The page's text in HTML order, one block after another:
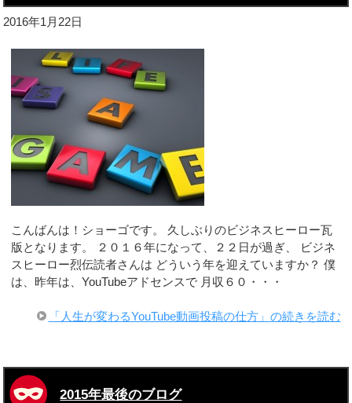
2016年1月22日
こんばんは！ショーゴです。 久しぶりのビジネスヒーロー瓦
版となります。 ２０１６年になって、２２日が過ぎ、 ビジネ
スヒーロー烈伝読者さんは どういう年を迎えていますか？ 僕
は、昨年は、YouTubeアドセンスで 月収６０・・・
「人生が変わるYouTube動画投稿の仕方」の続きを読む
2015年最後のブログ